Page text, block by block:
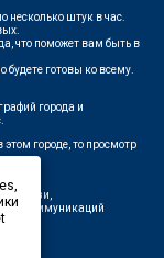
несколько штук в час.
что поможет вам быть в
готовы ко всему.
города и
городе, то просмотр
связи,
коммуникаций